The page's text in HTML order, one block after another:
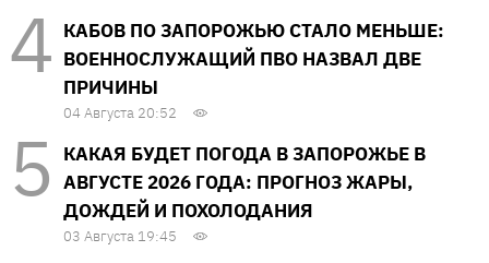
КАБОВ ПО ЗАПОРОЖЬЮ СТАЛО МЕНЬШЕ:
ВОЕННОСЛУЖАЩИЙ ПВО НАЗВАЛ ДВЕ
ПРИЧИНЫ
04 Августа 20:52
КАКАЯ БУДЕТ ПОГОДА В ЗАПОРОЖЬЕ В
АВГУСТЕ 2026 ГОДА: ПРОГНОЗ ЖАРЫ,
ДОЖДЕЙ И ПОХОЛОДАНИЯ
03 Августа 19:45